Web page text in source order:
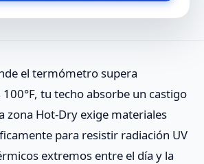
el termómetro supera
tu techo absorbe un castigo
zona Hot-Dry exige materiales
para resistir radiación UV
extremos entre el día y la